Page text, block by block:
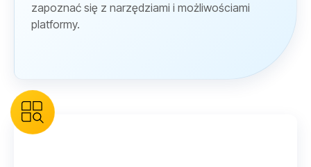
zapoznać się z narzędziami i możliwościami
platformy.